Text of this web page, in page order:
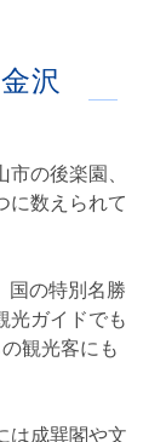
沢
の後楽園、
に数えられて
国の特別名勝
光ガイドでも
観光客にも
は成巽閣や文